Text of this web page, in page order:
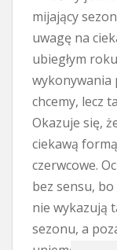
mijający
uwagę na
ubiegłym
wykonywania
chcemy, lecz
Okazuje się,
ciekawą
czerwcowe.
bez sensu,
nie wykazują
sezonu, a